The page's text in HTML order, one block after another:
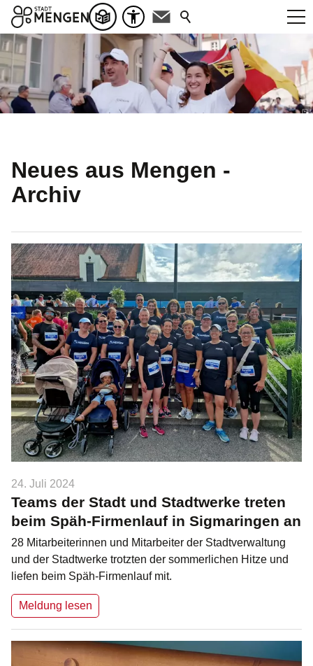
Neues aus Mengen -
Archiv
24. Juli 2024
Teams der Stadt und Stadtwerke treten
beim Späh-Firmenlauf in Sigmaringen an
28 Mitarbeiterinnen und Mitarbeiter der Stadtverwaltung
und der Stadtwerke trotzten der sommerlichen Hitze und
liefen beim Späh-Firmenlauf mit.
Meldung lesen